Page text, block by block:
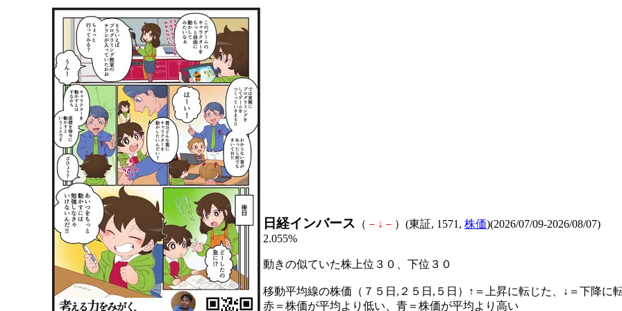
日経インバース （ － ↓ － ）(東証, 1571, 株価)(2026/07/09-2026/08/07)
2.055%
動きの似ていた株上位３０、下位３０
移動平均線の株価（７５日,２５日,５日）↑＝上昇に転じた、↓＝下降に
赤＝株価が平均より低い、青＝株価が平均より高い